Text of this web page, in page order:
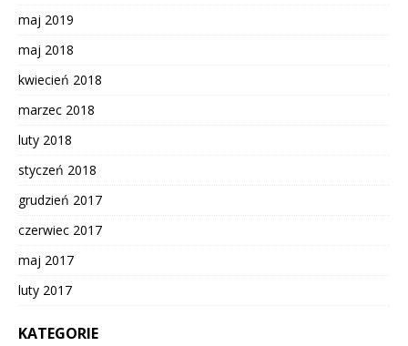
maj 2019
maj 2018
kwiecień 2018
marzec 2018
luty 2018
styczeń 2018
grudzień 2017
czerwiec 2017
maj 2017
luty 2017
KATEGORIE